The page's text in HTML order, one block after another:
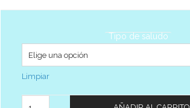
Tipo de saludo
Limpiar